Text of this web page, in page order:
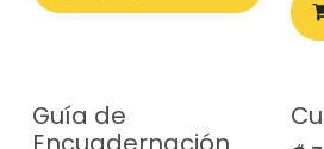
Guía de